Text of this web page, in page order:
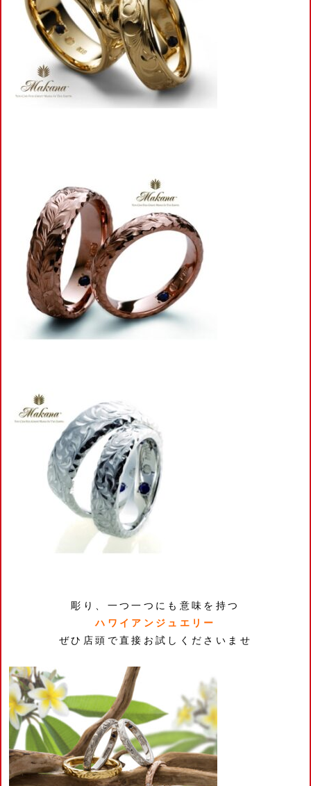
彫り、一つ一つにも意味を持つ
ハワイアンジュエリー
ぜひ店頭で直接お試しくださいませ